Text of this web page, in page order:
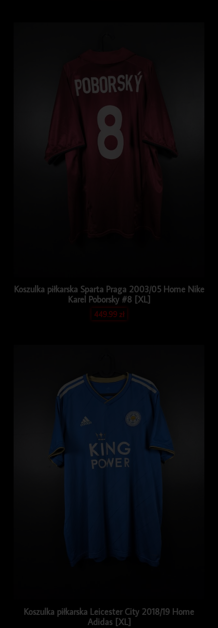
Koszulka piłkarska Sparta Praga 2003/05 Home Nike
Karel Poborsky #8 [XL]
449.99zł
Koszulka piłkarska Leicester City 2018/19 Home
Adidas [XL]